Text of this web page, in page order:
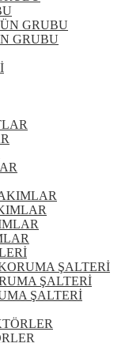
GRUBU
GRUBU
ŞALTERİ
ŞALTERİ
ŞALTERİ